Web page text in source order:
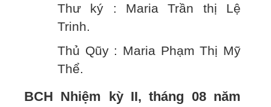
Thư ký : Maria Trần thị Lệ
Trinh.
Thủ Qũy : Maria Phạm Thị Mỹ
Thể.
BCH Nhiệm kỳ II, tháng 08 năm